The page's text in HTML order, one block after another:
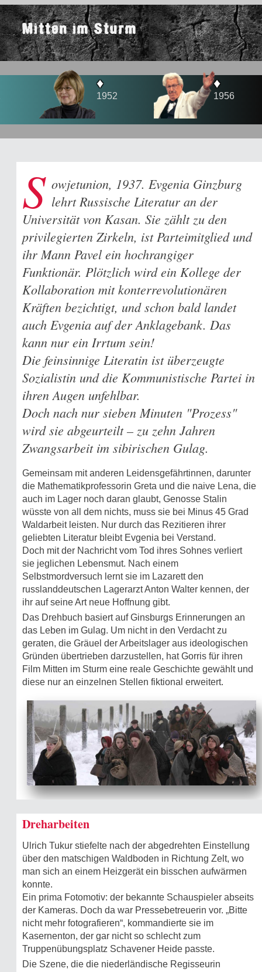
Mitten im Sturm
1952
♦
1956
S owjetunion, 1937. Evgenia Ginzburg
lehrt Russische Literatur an der
Universität von Kasan. Sie zählt zu den
privilegierten Zirkeln, ist Parteimitglied und
ihr Mann Pavel ein hochrangiger
Funktionär. Plötzlich wird ein Kollege der
Kollaboration mit konterrevolutionären
Kräften bezichtigt, und schon bald landet
auch Evgenia auf der Anklagebank. Das
kann nur ein Irrtum sein!
Die feinsinnige Literatin ist überzeugte
Sozialistin und die Kommunistische Partei in
ihren Augen unfehlbar.
Doch nach nur sieben Minuten "Prozess"
wird sie abgeurteilt – zu zehn Jahren
Zwangsarbeit im sibirischen Gulag.
Gemeinsam mit anderen Leidensgefährtinnen, darunter
die Mathematikprofessorin Greta und die naive Lena, die
auch im Lager noch daran glaubt, Genosse Stalin
wüsste von all dem nichts, muss sie bei Minus 45 Grad
Waldarbeit leisten. Nur durch das Rezitieren ihrer
geliebten Literatur bleibt Evgenia bei Verstand.
Doch mit der Nachricht vom Tod ihres Sohnes verliert
sie jeglichen Lebensmut. Nach einem
Selbstmordversuch lernt sie im Lazarett den
russlanddeutschen Lagerarzt Anton Walter kennen, der
ihr auf seine Art neue Hoffnung gibt.
Das Drehbuch basiert auf Ginsburgs Erinnerungen an
das Leben im Gulag. Um nicht in den Verdacht zu
geraten, die Gräuel der Arbeitslager aus ideologischen
Gründen übertrieben darzustellen, hat Gorris für ihren
Film Mitten im Sturm eine reale Geschichte gewählt und
diese nur an einzelnen Stellen fiktional erweitert.
Dreharbeiten
Ulrich Tukur stiefelte nach der abgedrehten Einstellung
über den matschigen Waldboden in Richtung Zelt, wo
man sich an einem Heizgerät ein bisschen aufwärmen
konnte.
Ein prima Fotomotiv: der bekannte Schauspieler abseits
der Kameras. Doch da war Pressebetreuerin vor. „Bitte
nicht mehr fotografieren“, kommandierte sie im
Kasernenton, der gar nicht so schlecht zum
Truppenübungsplatz Schavener Heide passte.
Die Szene, die die niederländische Regisseurin